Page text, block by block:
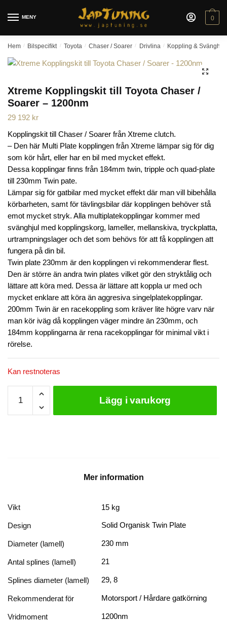
MENY 0
Hem / Bilspecifikt / Toyota / Chaser / Soarer / Drivlina / Koppling & Svänghjul
🔍
Xtreme Kopplingskit till Toyota Chaser /
Soarer – 1200nm
29 192 kr
Kopplingskit till Chaser / Soarer från Xtreme clutch.
– Den här Multi Plate kopplingen från Xtreme lämpar sig för dig
som kör hårt, eller har en bil med mycket effekt.
Dessa kopplingar finns från 184mm twin, tripple och quad-plate
till 230mm Twin pate.
Lämpar sig för gatbilar med mycket effekt där man vill bibehålla
körbarheten, samt för tävlingsbilar där kopplingen behöver stå
emot mycket stryk. Alla multiplatekopplingar kommer med
svänghjul med kopplingskorg, lameller, mellanskiva, tryckplatta,
urtrampningslager och det som behövs för att få kopplingen att
fungera på din bil.
Twin plate 230mm är den kopplingen vi rekommenderar flest.
Den är större än andra twin plates vilket gör den stryktålig och
lättare att köra med. Dessa är lättare att koppla ur med och
mycket enklare att köra än aggresiva singelplatekopplingar.
200mm Twin är en racekoppling som kräver lite högre varv när
man kör iväg då kopplingen väger mindre än 230mm, och
184mm kopplingarna är rena racekopplingar för minimal vikt i
rörelse.
Kan restnoteras
Kopplingskit
till
Lägg i varukorg
Mer information
Vikt 15 kg
Design Solid Organisk Twin Plate
Diameter (lamell) 230 mm
Antal splines (lamell) 21
Splines diameter (lamell) 29, 8
Rekommenderat för Motorsport / Hårdare gatkörning
Vridmoment 1200nm